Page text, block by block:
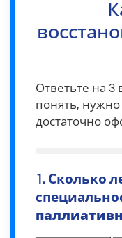
Ответьте на 3
понять,
достаточно
1. Сколько